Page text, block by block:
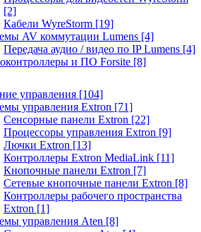
[2]
Кабели WyreStorm [19]
AV коммутации Lumens [4]
Передача аудио / видео по IP Lumens [4]
и ПО Forsite [8]
управления [104]
управления Extron [71]
Сенсорные панели Extron [22]
Процессоры управления Extron [9]
Лючки Extron [13]
Контроллеры Extron MediaLink [11]
Кнопочные панели Extron [7]
Сетевые кнопочные панели Extron [8]
Контроллеры рабочего пространства
Extron [1]
управления Aten [8]